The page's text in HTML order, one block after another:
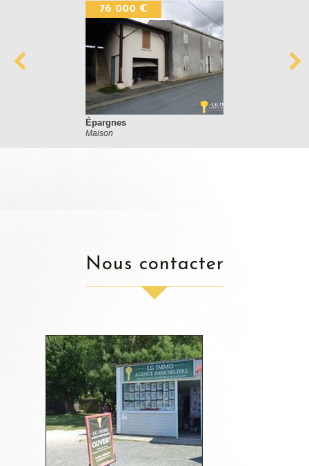
76 000 €
Épargnes
Maison
nous contacter